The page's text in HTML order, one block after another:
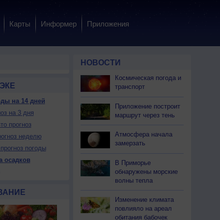
Карты Информер Приложения
пн 10 пн
День
11 вт 11 вт
Да
11 вт
Нет
11 вт
Да
12 ср
Да
+31 +25 +23 +22 +31 +23
на 14 дней
на 3 дня
прогноз
неделю
погоды
осадков
НОВОСТИ
Космическая погода и
транспорт
Приложение построит
маршрут через тень
Атмосфера начала
замерзать
В Приморье
обнаружены морские
волны тепла
Изменение климата
повлияло на ареал
обитания бабочек